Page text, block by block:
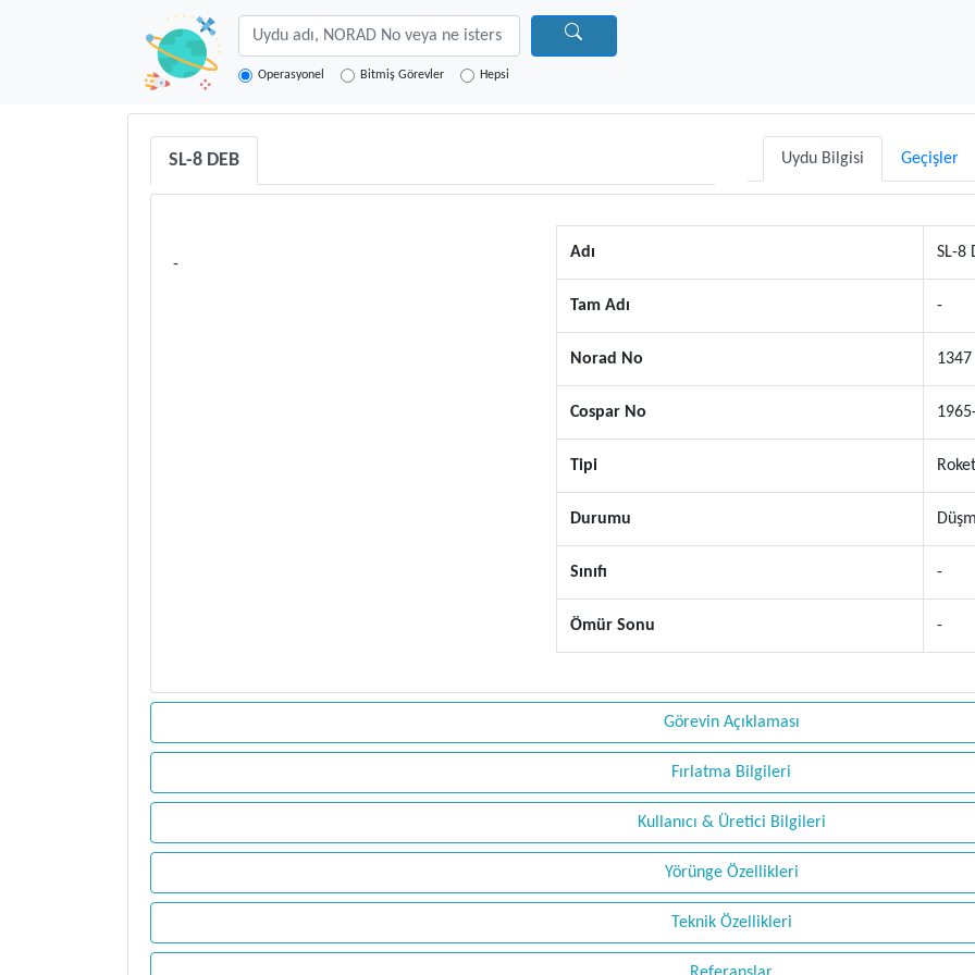
Operasyonel Bitmiş Görevler Hepsi
SL-8 DEB Uydu Bilgisi Geçişler
-
Adı SL-8
Tam Adı -
Norad No 1347
Cospar No
Tipi
Durumu
Sınıfı -
Ömür Sonu -
Görevin Açıklaması
Fırlatma Bilgileri
Kullanıcı & Üretici Bilgileri
Yörünge Özellikleri
Teknik Özellikleri